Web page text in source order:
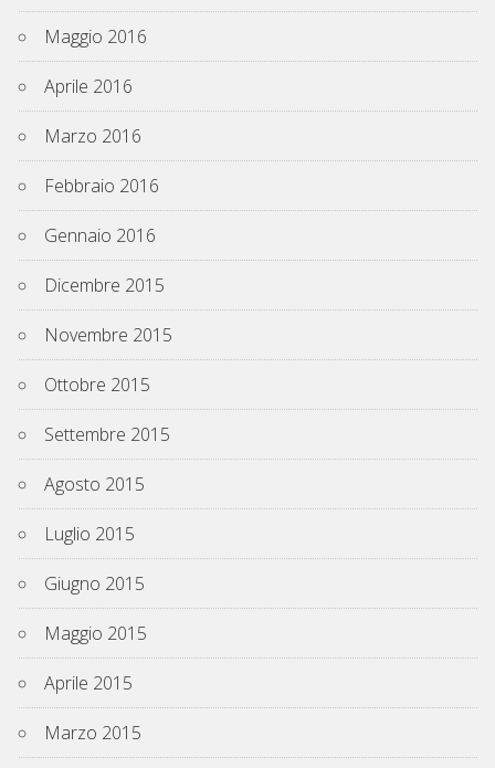
Maggio 2016
Aprile 2016
Marzo 2016
Febbraio 2016
Gennaio 2016
Dicembre 2015
Novembre 2015
Ottobre 2015
Settembre 2015
Agosto 2015
Luglio 2015
Giugno 2015
Maggio 2015
Aprile 2015
Marzo 2015